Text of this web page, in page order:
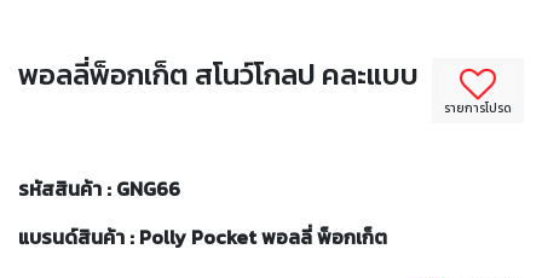
รายการโปรด
พอลลี่พ็อกเก็ต สโนว์โกลป คละแบบ
รหัสสินค้า : GNG66
แบรนด์สินค้า : Polly Pocket พอลลี่ พ็อกเก็ต